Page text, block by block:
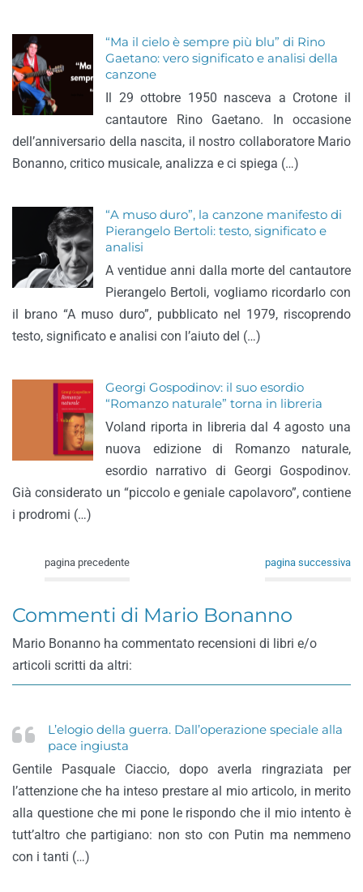
“Ma il cielo è sempre più blu” di Rino
Gaetano: vero significato e analisi della
canzone
Il 29 ottobre 1950 nasceva a Crotone il
cantautore Rino Gaetano. In occasione
dell’anniversario della nascita, il nostro collaboratore Mario
Bonanno, critico musicale, analizza e ci spiega (…)
“A muso duro”, la canzone manifesto di
Pierangelo Bertoli: testo, significato e
analisi
A ventidue anni dalla morte del cantautore
Pierangelo Bertoli, vogliamo ricordarlo con
il brano “A muso duro”, pubblicato nel 1979, riscoprendo
testo, significato e analisi con l’aiuto del (…)
Georgi Gospodinov: il suo esordio
“Romanzo naturale” torna in libreria
Voland riporta in libreria dal 4 agosto una
nuova edizione di Romanzo naturale,
esordio narrativo di Georgi Gospodinov.
Già considerato un “piccolo e geniale capolavoro”, contiene
i prodromi (…)
pagina precedente pagina successiva
Commenti di Mario Bonanno
Mario Bonanno ha commentato recensioni di libri e/o
articoli scritti da altri:
L’elogio della guerra. Dall’operazione speciale alla
pace ingiusta
Gentile Pasquale Ciaccio, dopo averla ringraziata per
l’attenzione che ha inteso prestare al mio articolo, in merito
alla questione che mi pone le rispondo che il mio intento è
tutt’altro che partigiano: non sto con Putin ma nemmeno
con i tanti (…)